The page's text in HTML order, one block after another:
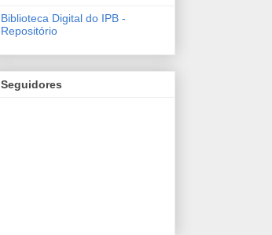
Biblioteca Digital do IPB -
Repositório
Seguidores